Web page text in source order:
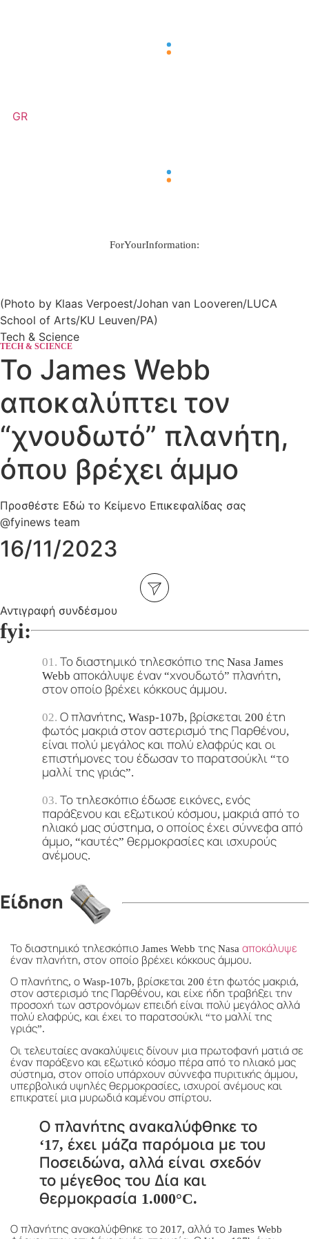
GR
ForYourInformation:
(Photo by Klaas Verpoest/Johan van Looveren/LUCA
School of Arts/KU Leuven/PA)
Tech & Science
TECH & SCIENCE
Το James Webb
αποκαλύπτει τον
“χνουδωτό” πλανήτη,
όπου βρέχει άμμο
Προσθέστε Εδώ το Κείμενο Επικεφαλίδας σας
@fyinews team
16/11/2023
Αντιγραφή συνδέσμου
fyi:
Το διαστημικό τηλεσκόπιο της Nasa James
Webb αποκάλυψε έναν “χνουδωτό” πλανήτη,
στον οποίο βρέχει κόκκους άμμου.
Ο πλανήτης, Wasp-107b, βρίσκεται 200 έτη
φωτός μακριά στον αστερισμό της Παρθένου,
είναι πολύ μεγάλος και πολύ ελαφρύς και οι
επιστήμονες του έδωσαν το παρατσούκλι “το
μαλλί της γριάς”.
Το τηλεσκόπιο έδωσε εικόνες, ενός
παράξενου και εξωτικού κόσμου, μακριά από το
ηλιακό μας σύστημα, ο οποίος έχει σύννεφα από
άμμο, “καυτές” θερμοκρασίες και ισχυρούς
ανέμους.
Είδηση
Το διαστημικό τηλεσκόπιο James Webb της Nasaαποκάλυψε
έναν πλανήτη, στον οποίο βρέχει κόκκους άμμου.
Ο πλανήτης, ο Wasp-107b, βρίσκεται 200 έτη φωτός μακριά,
στον αστερισμό της Παρθένου, και είχε ήδη τραβήξει την
προσοχή των αστρονόμων επειδή είναι πολύ μεγάλος αλλά
πολύ ελαφρύς, και έχει το παρατσούκλι “το μαλλί της
γριάς”.
Οι τελευταίες ανακαλύψεις δίνουν μια πρωτοφανή ματιά σε
έναν παράξενο και εξωτικό κόσμο πέρα από το ηλιακό μας
σύστημα, στον οποίο υπάρχουν σύννεφα πυριτικής άμμου,
υπερβολικά υψηλές θερμοκρασίες, ισχυροί ανέμους και
επικρατεί μια μυρωδιά καμένου σπίρτου.
Ο πλανήτης ανακαλύφθηκε το
‘17, έχει μάζα παρόμοια με του
Ποσειδώνα, αλλά είναι σχεδόν
το μέγεθος του Δία και
θερμοκρασία 1.000°C.
Ο πλανήτης ανακαλύφθηκε το 2017, αλλά το James Webb